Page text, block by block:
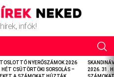
infók!
NYERŐSZÁMOK 2026
HÉT CSÜTÖRTÖKI SORSOLÁS –
2026. 31.